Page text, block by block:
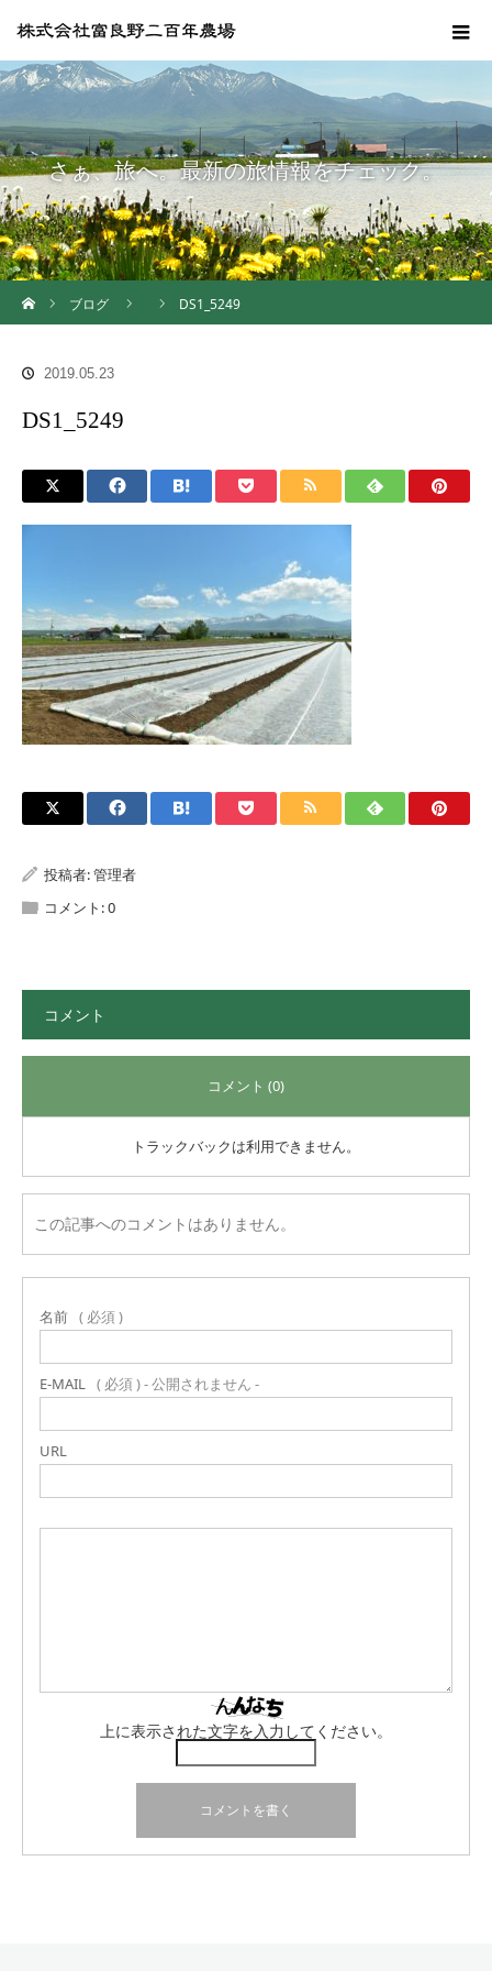
さぁ、旅へ。最新の旅情報をチェック。
ブログ
DS1_5249
2019.05.23
DS1_5249
投稿者:管理者
コメント:0
コメント
コメント (0)
トラックバックは利用できません。
この記事へのコメントはありません。
名前 ( 必須 )
E-MAIL ( 必須 ) - 公開されません -
URL
上に表示された文字を入力してください。